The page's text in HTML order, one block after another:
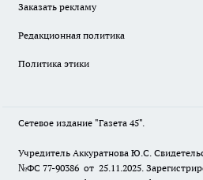
Заказать рекламу
Редакционная политика
Политика этики
Сетевое издание "Газета 45".
Учредитель Аккуратнова Ю.С.
№ФС 77-90386 от 25.11.2025.